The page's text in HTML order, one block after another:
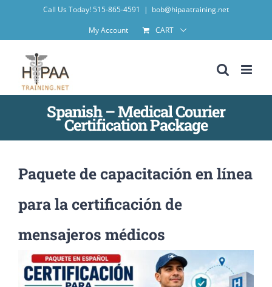
Call Us Today! 515-865-4591 | bob@hipaatraining.net
My Account
CART
Spanish – Medical Courier
Certification Package
Paquete de capacitación en línea
para la certificación de
mensajeros médicos